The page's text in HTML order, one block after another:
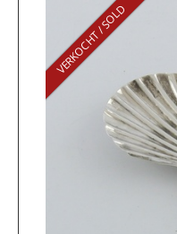
VERKOCHT / SOLD